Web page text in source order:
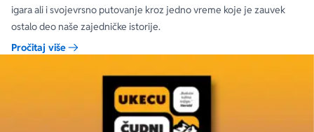
igara ali i svojevrsno putovanje kroz jedno vreme koje je zauvek
ostalo deo naše zajedničke istorije.
Pročitaj više